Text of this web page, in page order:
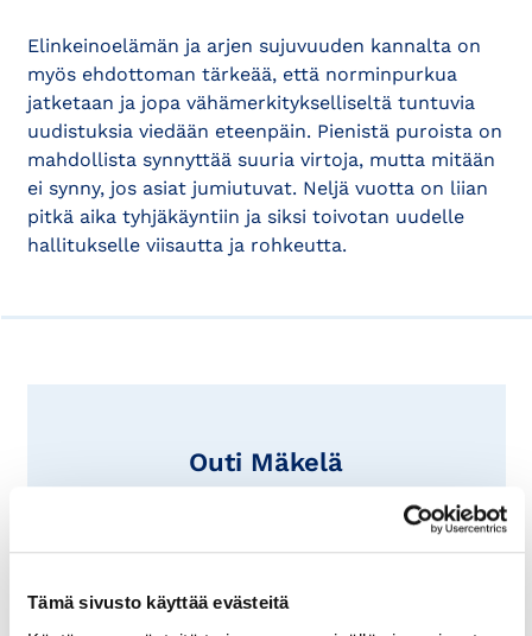
Tämä sivusto käyttää evästeitä
Elinkeinoelämän ja arjen sujuvuuden kannalta on
myös ehdottoman tärkeää, että norminpurkua
jatketaan ja jopa vähämerkitykselliseltä tuntuvia
uudistuksia viedään eteenpäin. Pienistä puroista on
mahdollista synnyttää suuria virtoja, mutta mitään
ei synny, jos asiat jumiutuvat. Neljä vuotta on liian
pitkä aika tyhjäkäyntiin ja siksi toivotan uudelle
hallitukselle viisautta ja rohkeutta.
Outi Mäkelä
Kauppakamari-lehti 2/2019